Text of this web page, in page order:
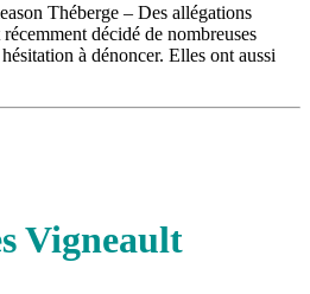
Théberge – Des allégations
décidé de nombreuses
à dénoncer. Elles ont aussi
Vigneault